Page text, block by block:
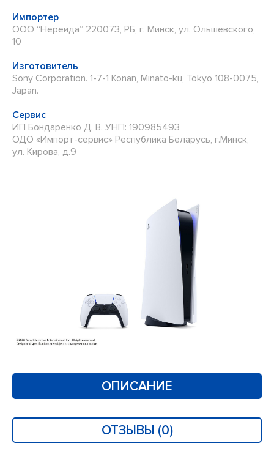
ОПИСАНИЕ
ОТЗЫВЫ (0)
Импортер
ООО “Нереида” 220073, РБ, г. Минск, ул. Ольшевского,
10
Изготовитель
Sony Corporation. 1-7-1 Konan, Minato-ku, Tokyo 108-0075,
Japan.
Сервис
ИП Бондаренко Д. В. УНП: 190985493
ОДО «Импорт-сервис» Республика Беларусь, г.Минск,
ул. Кирова, д.9